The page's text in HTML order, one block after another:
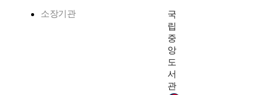
소장기관
국
립
중
앙
도
서
관